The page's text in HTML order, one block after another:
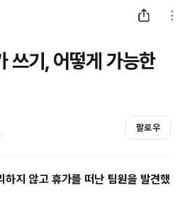
쓰기, 어떻게 가능한
팔로우
하지 않고 휴가를 떠난 팀원을 발견했